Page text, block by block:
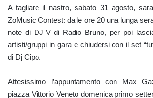
A tagliare il nastro, sabato 31 agosto,
ZoMusic Contest: dalle ore 20 una lunga
note di DJ-V di Radio Bruno, per poi
artisti/gruppi in gara e chiudersi con il set
di Dj Cipo.
Attesissimo l’appuntamento con Max
piazza Vittorio Veneto domenica primo